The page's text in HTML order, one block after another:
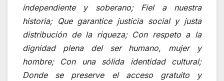
independiente y soberano; Fiel a nuestra
historia; Que garantice justicia social y justa
distribución de la riqueza; Con respeto a la
dignidad plena del ser humano, mujer y
hombre; Con una sólida identidad cultural;
Donde se preserve el acceso gratuito y